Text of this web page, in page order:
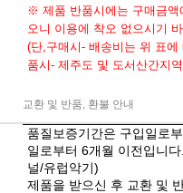
※ 제품 반품시에는 구매금액
오니 이용에 착오 없으시기
(단,구매시- 배송비는 위 표
품시- 제주도 및 도서산간지
교환 및 반품, 환불 안내
품질보증기간은 구입일로
일로부터 6개월 이전입니
널/유럽악기)
제품을 받으신 후 교환 및